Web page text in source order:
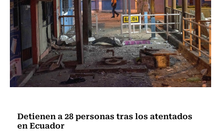
Detienen a 28 personas tras los atentados
en Ecuador